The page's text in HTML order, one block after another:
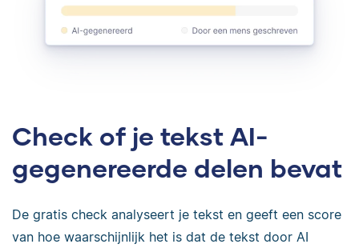
Check of je tekst AI-
gegenereerde delen bevat
De gratis check analyseert je tekst en geeft een score
van hoe waarschijnlijk het is dat de tekst door AI